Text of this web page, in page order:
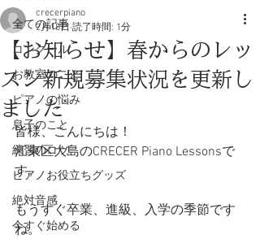
全ての記事
コンクール
お教室のこと
ピアノの悩み
息子のこと
練習のコツ
ピアノお役立ちグッズ
絶対音感
今すぐ始める
【お知らせ】春からのレッ
スン新規募集状況を更新し
ました
crecerpiano
2月18日 読了時間: 1分
皆様、こんにちは！
江東区大島のCRECER Piano Lessonsで
す。
もうすぐ卒業、進級、入学の季節です
ね。